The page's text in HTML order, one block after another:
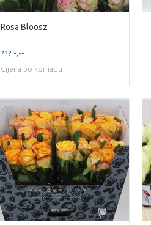
Rosa Bloosz
??? -,--
Cijena po komadu